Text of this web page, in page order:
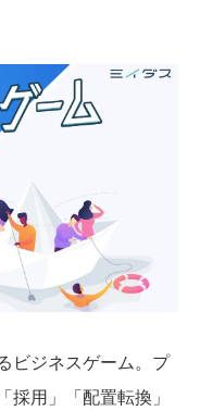
ビジネスゲーム。プ
用」「配置転換」